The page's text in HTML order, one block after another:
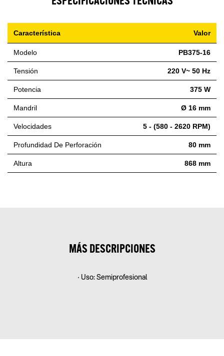
Característica Valor
Modelo PB375-16
Tensión 220 V~ 50 Hz
Potencia 375 W
Mandril Ø 16 mm
Velocidades 5 - (580 - 2620 RPM)
Profundidad De Perforación 80 mm
Altura 868 mm
MÁS DESCRIPCIONES
• Uso: Semiprofesional